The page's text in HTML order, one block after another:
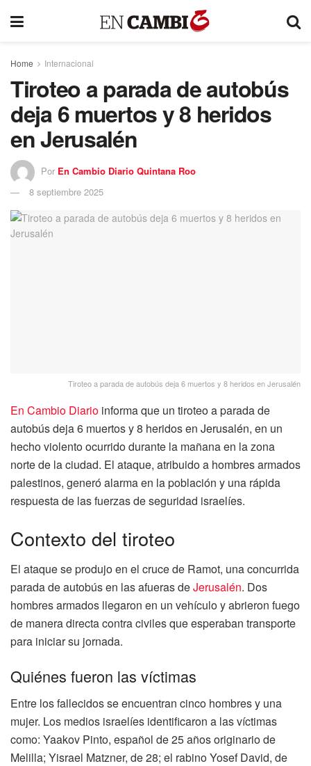
Home Internacional
Tiroteo a parada de autobús
deja 6 muertos y 8 heridos
en Jerusalén
Por En Cambio Diario Quintana Roo
8 septiembre 2025
Tiroteo a parada de autobús deja 6 muertos y 8 heridos en Jerusalén
En Cambio Diario informa que un tiroteo a parada de
autobús deja 6 muertos y 8 heridos en Jerusalén, en un
hecho violento ocurrido durante la mañana en la zona
norte de la ciudad. El ataque, atribuido a hombres armados
palestinos, generó alarma en la población y una rápida
respuesta de las fuerzas de seguridad israelíes.
Contexto del tiroteo
El ataque se produjo en el cruce de Ramot, una concurrida
parada de autobús en las afueras deJerusalén. Dos
hombres armados llegaron en un vehículo y abrieron fuego
de manera directa contra civiles que esperaban transporte
para iniciar su jornada.
Quiénes fueron las víctimas
Entre los fallecidos se encuentran cinco hombres y una
mujer. Los medios israelíes identificaron a las víctimas
como: Yaakov Pinto, español de 25 años originario de
Melilla; Yisrael Matzner, de 28; el rabino Yosef David, de